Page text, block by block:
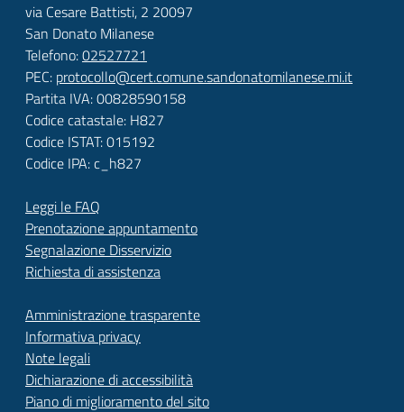
via Cesare Battisti, 2 20097
San Donato Milanese
Telefono:02527721
PEC: protocollo@cert.comune.sandonatomilanese.mi.it
Partita IVA: 00828590158
Codice catastale: H827
Codice ISTAT: 015192
Codice IPA: c_h827
Leggi le FAQ
Prenotazione appuntamento
Segnalazione Disservizio
Richiesta di assistenza
Amministrazione trasparente
Informativa privacy
Note legali
Dichiarazione di accessibilità
Piano di miglioramento del sito